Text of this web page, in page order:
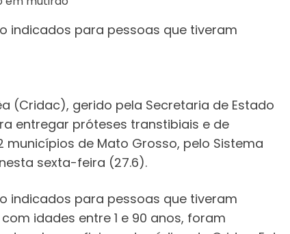
indicados para pessoas que tiveram
(Cridac), gerido pela Secretaria de Estado
entregar próteses transtibiais e de
de Mato Grosso, pelo Sistema
sexta-feira (27.6).
indicados para pessoas que tiveram
idades entre 1 e 90 anos, foram